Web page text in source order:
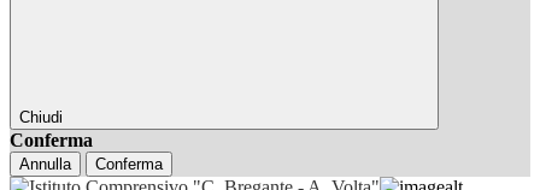
Chiudi
Conferma
Annulla Conferma